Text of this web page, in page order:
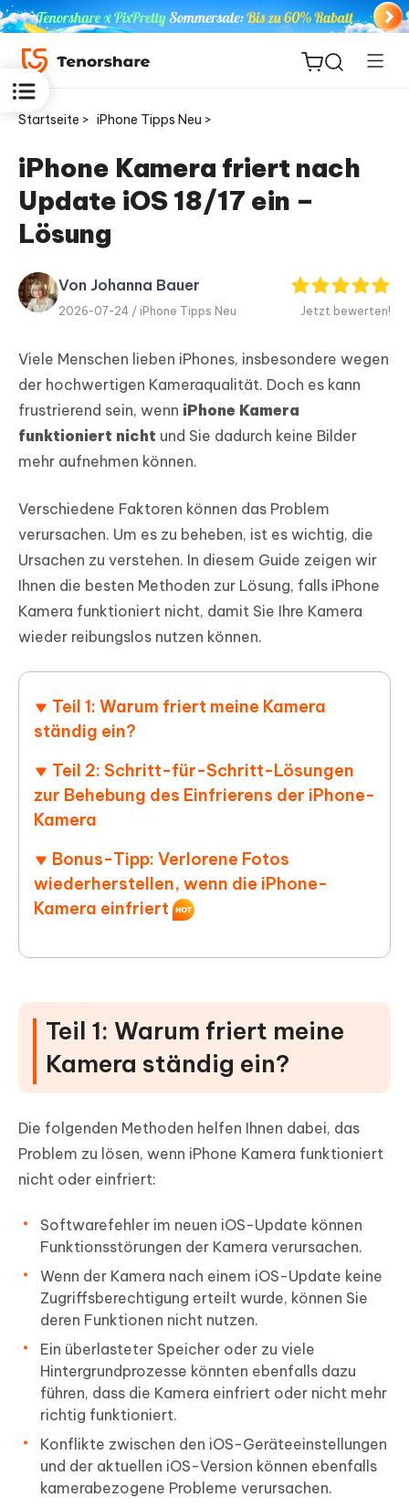
ReiBoot
for iOS
PDNob
PDF
Editor
Neu
iAnyGo
Startseite > iPhone Tipps Neu >
iPhone Kamera friert nach
Update iOS 18/17 ein –
Lösung
Von Johanna Bauer
2026-07-24 / iPhone Tipps Neu Jetzt bewerten!
Viele Menschen lieben iPhones, insbesondere wegen
der hochwertigen Kameraqualität. Doch es kann
frustrierend sein, wenn iPhone Kamera
funktioniert nicht und Sie dadurch keine Bilder
mehr aufnehmen können.
Verschiedene Faktoren können das Problem
verursachen. Um es zu beheben, ist es wichtig, die
Ursachen zu verstehen. In diesem Guide zeigen wir
Ihnen die besten Methoden zur Lösung, falls iPhone
Kamera funktioniert nicht, damit Sie Ihre Kamera
wieder reibungslos nutzen können.
Teil 1: Warum friert meine Kamera
ständig ein?
Teil 2: Schritt-für-Schritt-Lösungen
zur Behebung des Einfrierens der iPhone-
Kamera
Bonus-Tipp: Verlorene Fotos
wiederherstellen, wenn die iPhone-
Kamera einfriert
Teil 1: Warum friert meine
Kamera ständig ein?
Die folgenden Methoden helfen Ihnen dabei, das
Problem zu lösen, wenn iPhone Kamera funktioniert
nicht oder einfriert:
Softwarefehler im neuen iOS-Update können
Funktionsstörungen der Kamera verursachen.
Wenn der Kamera nach einem iOS-Update keine
Zugriffsberechtigung erteilt wurde, können Sie
deren Funktionen nicht nutzen.
Ein überlasteter Speicher oder zu viele
Hintergrundprozesse könnten ebenfalls dazu
führen, dass die Kamera einfriert oder nicht mehr
richtig funktioniert.
Konflikte zwischen den iOS-Geräteeinstellungen
und der aktuellen iOS-Version können ebenfalls
kamerabezogene Probleme verursachen.